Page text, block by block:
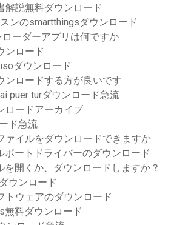
解説無料ダウンロード
ンのsmartthingsダウンロード
ローダーアプリは何ですか
ンロード
ダウンロード
ンロードする方が良いです
puer turダウンロード急流
ロードアーカイブ
ド急流
ァイルをダウンロードできますか
ポートドライバーのダウンロード
を開くか、ダウンロードしますか？
ウンロード
トウェアのダウンロード
無料ダウンロード